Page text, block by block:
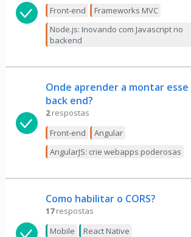
Front-end
Frameworks MVC
Node.js: Inovando com Javascript no
backend
Onde aprender a montar esse
back end?
2 respostas
Front-end
Angular
AngularJS: crie webapps poderosas
Como habilitar o CORS?
17 respostas
Mobile
React Native